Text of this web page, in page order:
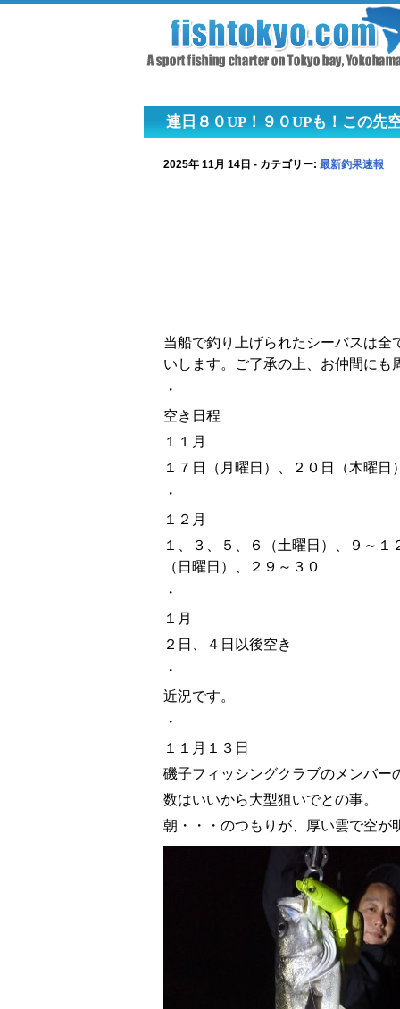
連日８０UP！９０UPも！この先
2025年 11月 14日 - カテゴリー: 最新釣果速報
当船で釣り上げられたシーバスは
いします。ご了承の上、お仲間に
・
空き日程
１１月
１７日（月曜日）、２０日（木曜
・
１２月
１、３、５、６（土曜日）、９～
（日曜日）、２９～３０
・
１月
２日、４日以後空き
・
近況です。
・
１１月１３日
磯子フィッシングクラブのメンバー
数はいいから大型狙いでとの事。
朝・・・のつもりが、厚い雲で空が